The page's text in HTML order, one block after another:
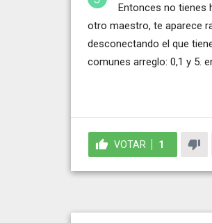
Entonces no tienes
otro maestro, te aparece
desconectando el que
comunes arreglo: 0,1 y 5.
VOTAR 1